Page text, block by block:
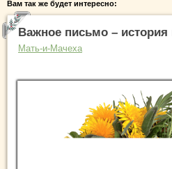
Вам так же будет интересно:
Важное письмо – история
Мать-и-Мачеха